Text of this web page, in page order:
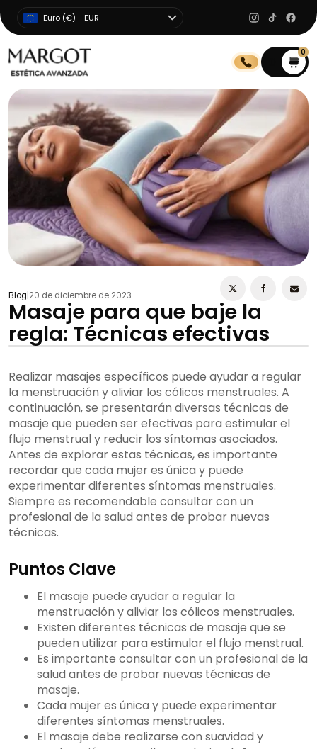
Euro (€) - EUR
0
Blog 20 de diciembre de 2023
Masaje para que baje la
regla: Técnicas efectivas
Realizar masajes específicos puede ayudar a regular
la menstruación y aliviar los cólicos menstruales. A
continuación, se presentarán diversas técnicas de
masaje que pueden ser efectivas para estimular el
flujo menstrual y reducir los síntomas asociados.
Antes de explorar estas técnicas, es importante
recordar que cada mujer es única y puede
experimentar diferentes síntomas menstruales.
Siempre es recomendable consultar con un
profesional de la salud antes de probar nuevas
técnicas.
Puntos Clave
El masaje puede ayudar a regular la
menstruación y aliviar los cólicos menstruales.
Existen diferentes técnicas de masaje que se
pueden utilizar para estimular el flujo menstrual.
Es importante consultar con un profesional de la
salud antes de probar nuevas técnicas de
masaje.
Cada mujer es única y puede experimentar
diferentes síntomas menstruales.
El masaje debe realizarse con suavidad y